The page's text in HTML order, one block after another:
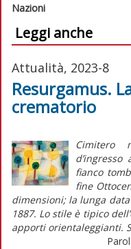
Nazioni
Leggi anche
Attualità, 2023-8
Resurgamus.
crematorio
Cimitero
fianco
fine
dimensioni; la lunga
1887. Lo stile è tipico
apporti orientaleggianti.